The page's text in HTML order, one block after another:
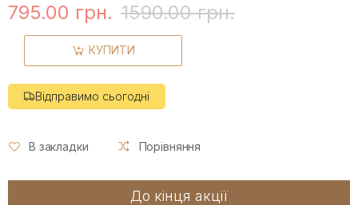
795.00 грн. 1590.00 грн.
КУПИТИ
Відправимо сьогодні
В закладки Порівняння
До кінця акції